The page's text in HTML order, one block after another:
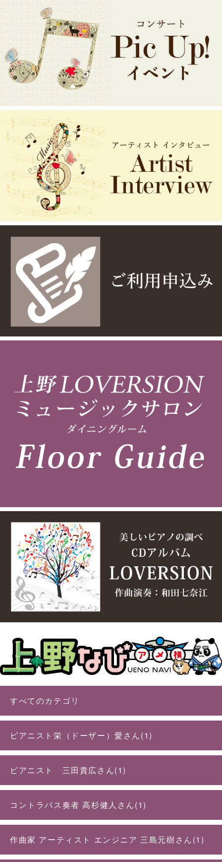
すべてのカテゴリ
ピアニスト栄（ドーザー）愛さん(1)
ピアニスト 三田貴広さん(1)
コントラバス奏者 高杉健人さん(1)
作曲家 アーティスト エンジニア 三島元樹さん(1)